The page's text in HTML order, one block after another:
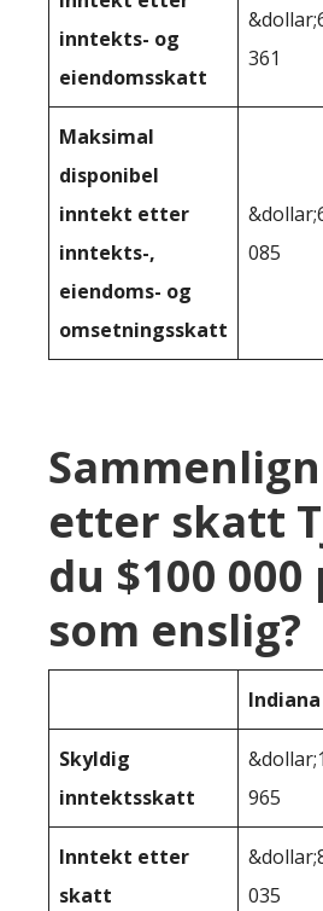
inntekts- og
eiendomsskatt
361
Maksimal
disponibel
inntekt etter
inntekts-,
eiendoms- og
omsetningsskatt
085
etter skatt
du $100
som enslig?
Indiana
Skyldig
inntektsskatt
965
Inntekt etter
skatt
035